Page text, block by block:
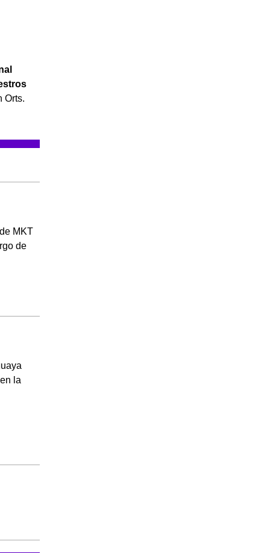
Orts.
MKT
de
la